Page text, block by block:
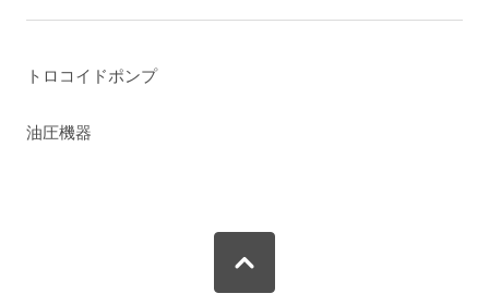
トロコイドポンプ
油圧機器